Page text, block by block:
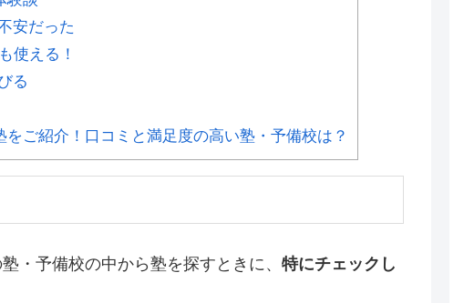
安だった
使える！
る
ご紹介！口コミと満足度の高い塾・予備校は？
・予備校の中から塾を探すときに、 特にチェックし